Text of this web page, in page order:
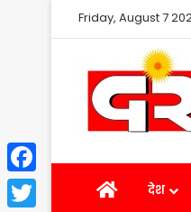
Friday, August 7
Homeदेश
Facebook